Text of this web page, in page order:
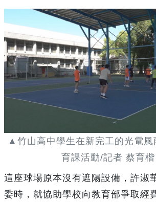
▲竹山高中學生在新完工的光電風
育課活動/記者 蔡育
這座球場原本沒有遮陽設備，許淑
委時，就協助學校向教育部爭取經